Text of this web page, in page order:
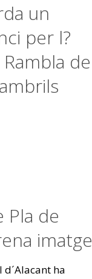
un
per l?
de
Pla de
imatge
ha